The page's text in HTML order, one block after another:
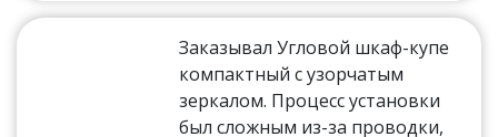
Заказывал Угловой шкаф-купе
компактный с узорчатым
зеркалом. Процесс установки
был сложным из-за проводки,